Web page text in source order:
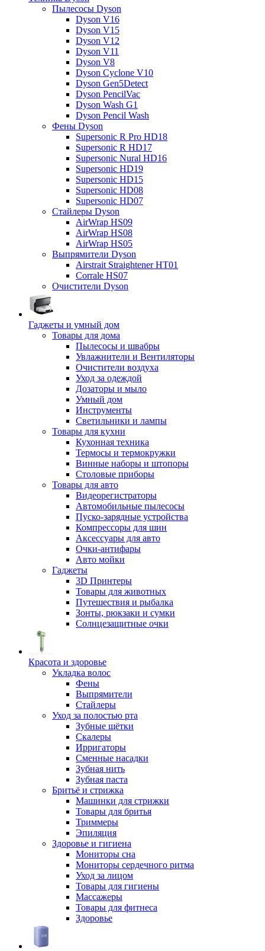
Пылесосы Dyson
Dyson V16
Dyson V15
Dyson V12
Dyson V11
Dyson V8
Dyson Cyclone V10
Dyson Gen5Detect
Dyson PencilVac
Dyson Wash G1
Dyson Pencil Wash
Фены Dyson
Supersonic R Pro HD18
Supersonic R HD17
Supersonic Nural HD16
Supersonic HD19
Supersonic HD15
Supersonic HD08
Supersonic HD07
Стайлеры Dyson
AirWrap HS09
AirWrap HS08
AirWrap HS05
Выпрямители Dyson
Airstrait Straightener HT01
Corrale HS07
Очистители Dyson
Гаджеты и умный дом
Товары для дома
Пылесосы и швабры
Увлажнители и Вентиляторы
Очистители воздуха
Уход за одеждой
Дозаторы и мыло
Умный дом
Инструменты
Светильники и лампы
Товары для кухни
Кухонная техника
Термосы и термокружки
Винные наборы и штопоры
Столовые приборы
Товары для авто
Видеорегистраторы
Автомобильные пылесосы
Пуско-зарядные устройства
Компрессоры для шин
Аксессуары для авто
Очки-антифары
Авто мойки
Гаджеты
3D Принтеры
Товары для животных
Путешествия и рыбалка
Зонты, рюкзаки и сумки
Солнцезащитные очки
Красота и здоровье
Укладка волос
Фены
Выпрямители
Стайлеры
Уход за полостью рта
Зубные щётки
Скалеры
Ирригаторы
Сменные насадки
Зубная нить
Зубная паста
Бритьё и стрижка
Машинки для стрижки
Товары для бритья
Триммеры
Эпиляция
Здоровье и гигиена
Мониторы сна
Мониторы сердечного ритма
Уход за лицом
Товары для гигиены
Массажеры
Товары для фитнеса
Здоровье